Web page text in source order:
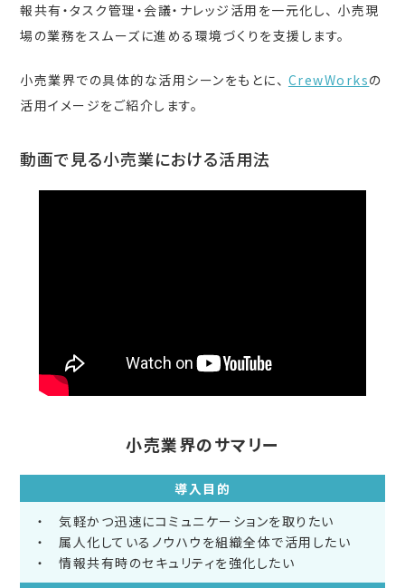
報共有・タスク管理・会議・ナレッジ活用を一元化し、 小売現
場の業務をスムーズに進める環境づくりを支援します。
小売業界での具体的な活用シーンをもとに、 CrewWorksの
活用イメージをご紹介します。
動画で見る小売業における活用法
小売業界のサマリー
導入目的
気軽かつ迅速にコミュニケーションを取りたい
属人化しているノウハウを組織全体で活用したい
情報共有時のセキュリティを強化したい